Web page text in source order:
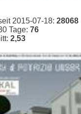
2015-07-18: 28068
Tage: 76
2,53